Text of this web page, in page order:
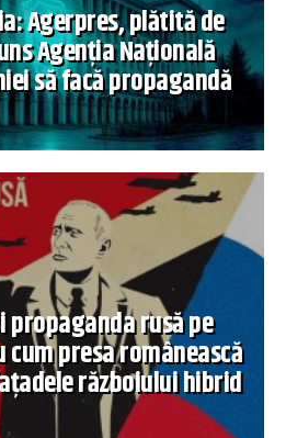
Agerpres, plătită de
Agenția Națională
să facă propagandă
propaganda rusă pe
presa românească
războiului hibrid